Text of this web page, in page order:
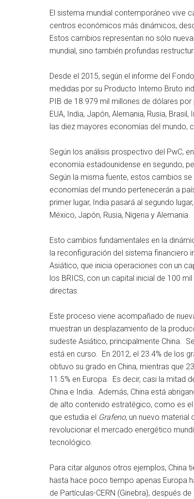
El sistema mundial contemporáneo vive
centros económicos más dinámicos,
Estos cambios representan no sólo
mundial, sino también profundas
Desde el 2015, según el informe del
medidas por su Producto Interno Bruto
PIB de 18.979 mil millones de dólares
EUA, India, Japón, Alemania, Rusia,
las diez mayores economías del mundo,
Según los análisis prospectivo del PwC,
economía estadounidense en segundo,
Según la misma fuente, estos cambios
economías del mundo pertenecerán a
primer lugar, India pasará al segundo
México, Japón, Rusia, Nigeria y Alemania.
Esto cambios fundamentales en la
la reconfiguración del sistema financiero
Asiático, que inicia operaciones con un
los BRICS, con un capital inicial de 100
directas.
Este proceso viene acompañado de
muestran un desplazamiento de la
sudeste Asiático, principalmente China.
está en curso. En 2012, el 23.4% de los
obtuvo su grado en China, mientras que
11.5% en Europa. Es decir, casi la mitad
China e India. Además, China está
de alto contenido estratégico, como es
que estudia el Grafeno, un nuevo
revolucionar el mercado energético
tecnológico.
Para citar algunos otros ejemplos, China
hasta hace poco tiempo apenas Europa
de Partículas-CERN (Ginebra), después